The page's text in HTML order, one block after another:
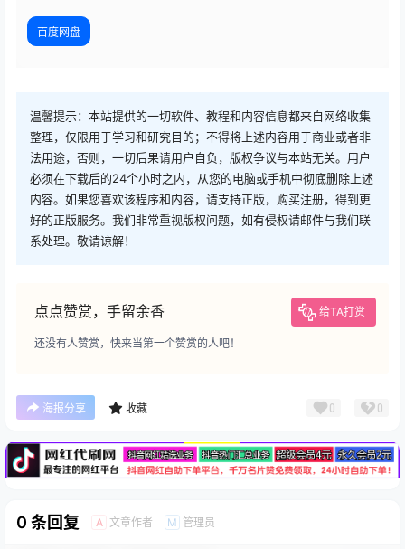
百度网盘
温馨提示：本站提供的一切软件、教程和内容信息都来自网络收集
整理，仅限用于学习和研究目的；不得将上述内容用于商业或者非
法用途，否则，一切后果请用户自负，版权争议与本站无关。用户
必须在下载后的24个小时之内，从您的电脑或手机中彻底删除上述
内容。如果您喜欢该程序和内容，请支持正版，购买注册，得到更
好的正版服务。我们非常重视版权问题，如有侵权请邮件与我们联
系处理。敬请谅解！
点点赞赏，手留余香 给TA打赏
还没有人赞赏，快来当第一个赞赏的人吧！
海报分享 收藏 0 0
广告
0 条回复 A 文章作者 M 管理员